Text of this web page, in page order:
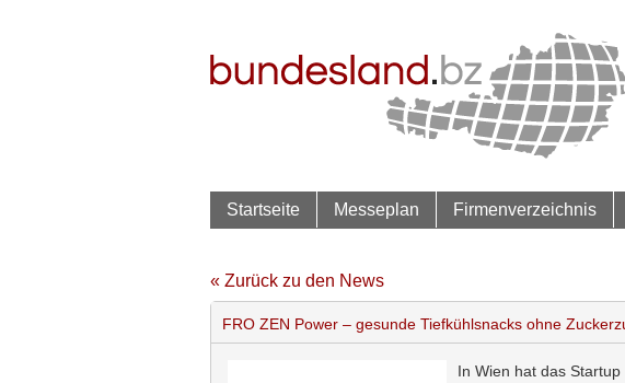
Startseite Messeplan Firmenverzeichnis
« Zurück zu den News
FRO ZEN Power – gesunde Tiefkühlsnacks ohne
In Wien hat das